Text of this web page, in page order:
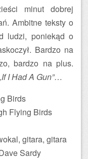
minut dobrej
Ambitne teksty o
ludzi, poniekąd o
Bardzo na
bardzo na plus.
I Had A Gun”…
Birds
Flying Birds
gitara, gitara
Sardy